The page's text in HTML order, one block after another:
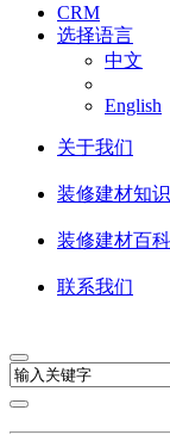
CRM
选择语言
中文
English
关于我们
装修建材知识
装修建材百科
联系我们